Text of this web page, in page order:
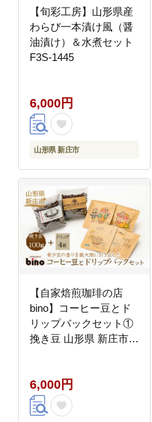
【旬彩工房】山形県産
わらび一本漬け風（醤
油漬け）＆水煮セット
F3S-1445
6,000円
山形県 新庄市
【自家焙煎珈琲の店
bino】コーヒー豆とド
リップバックセット①
挽き豆 山形県 新庄市
6,000円